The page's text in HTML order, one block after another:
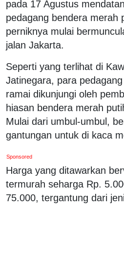
pada 17 Agustus
pedagang bendera merah
perniknya mulai
jalan Jakarta.
Seperti yang terlihat di
Jatinegara, para
ramai dikunjungi oleh
hiasan bendera merah
Mulai dari umbul-umbul,
gantungan untuk di kaca
Sponsored
Harga yang ditawarkan
termurah seharga Rp.
75.000, tergantung dari